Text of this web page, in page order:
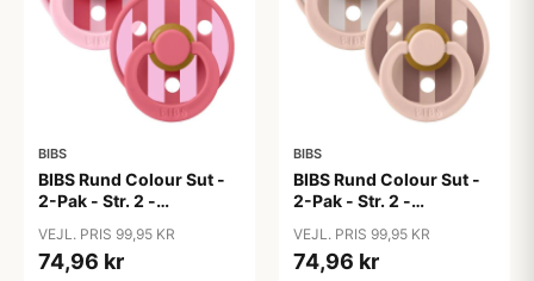
BIBS
BIBS Rund Colour Sut -
2-Pak - Str. 2 -
Studio - Baby Pink/Coral
Mix
VEJL. PRIS 99,95 KR
74,96 kr
BIBS
BIBS Rund Colour Sut -
2-Pak - Str. 2 -
Studio - Blush Mix
VEJL. PRIS 99,95 KR
74,96 kr